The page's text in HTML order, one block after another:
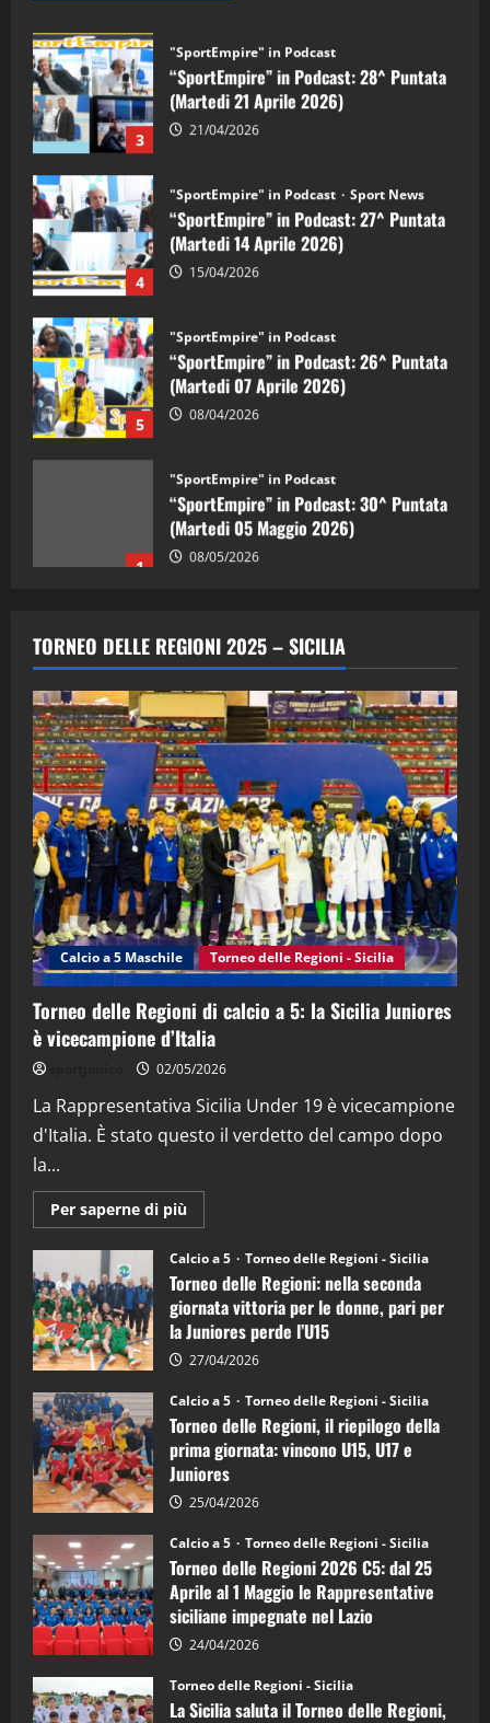
3
“SportEmpire” in Podcast: 28^ Puntata
(Martedi 21 Aprile 2026)
4
“SportEmpire” in Podcast: 27^ Puntata
(Martedi 14 Aprile 2026)
5
“SportEmpire” in Podcast: 26^ Puntata
(Martedi 07 Aprile 2026)
1
“SportEmpire” in Podcast: 30^ Puntata
(Martedi 05 Maggio 2026)
2
“SportEmpire” in Podcast: 29^ Puntata
(Martedi 28 Aprile 2026)
28/04/2026
3
"SportEmpire" in Podcast
“SportEmpire” in Podcast: 28^ Puntata
(Martedi 21 Aprile 2026)
21/04/2026
4
"SportEmpire" in Podcast Sport News
“SportEmpire” in Podcast: 27^ Puntata
(Martedi 14 Aprile 2026)
15/04/2026
"SportEmpire" in Podcast
“SportEmpire” in Podcast: 26^ Puntata
08/04/2026
TORNEO DELLE REGIONI 2025 – SICILIA
Calcio a 5 Maschile Torneo delle Regioni - Sicilia
Torneo delle Regioni di calcio a 5: la Sicilia Juniores
è vicecampione d’Italia
02/05/2026
La Rappresentativa Sicilia Under 19 è vicecampione
d'Italia. È stato questo il verdetto del campo dopo
la...
Per saperne di più
informazioni
Torneo
delle
Regioni
di
calcio
a
5:
la
Juniores
è
vicecampione
d’Italia
Calcio a 5 Torneo delle Regioni - Sicilia
Torneo delle Regioni: nella seconda
giornata vittoria per le donne, pari per
la Juniores perde l’U15
27/04/2026
Calcio a 5 Torneo delle Regioni - Sicilia
Torneo delle Regioni, il riepilogo della
prima giornata: vincono U15, U17 e
Juniores
25/04/2026
Calcio a 5 Torneo delle Regioni - Sicilia
Torneo delle Regioni 2026 C5: dal 25
Aprile al 1 Maggio le Rappresentative
siciliane impegnate nel Lazio
24/04/2026
Torneo delle Regioni - Sicilia
La Sicilia saluta il Torneo delle Regioni,